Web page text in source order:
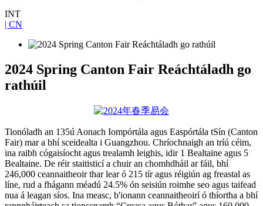
INT
| CN
2024 Spring Canton Fair Reáchtáladh go
rathúil
Tionóladh an 135ú Aonach Iompórtála agus Easpórtála tSín (Canton
Fair) mar a bhí sceidealta i Guangzhou. Chríochnaigh an tríú céim,
ina raibh cógaisíocht agus trealamh leighis, idir 1 Bealtaine agus 5
Bealtaine. De réir staitisticí a chuir an chomhdháil ar fáil, bhí
246,000 ceannaitheoir thar lear ó 215 tír agus réigiún ag freastal as
líne, rud a fhágann méadú 24.5% ón seisiún roimhe seo agus taifead
nua á leagan síos. Ina measc, b'ionann ceannaitheoirí ó thíortha a bhí